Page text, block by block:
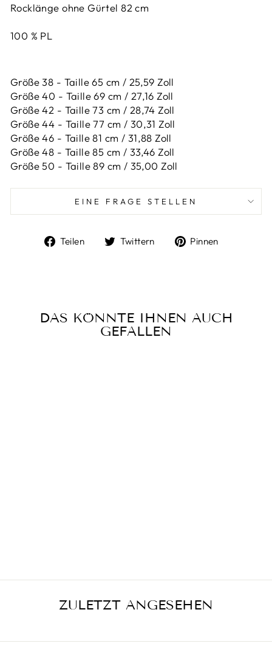
Rocklänge ohne Gürtel 82 cm
100 % PL
Größe 38 - Taille 65 cm / 25,59 Zoll
Größe 40 - Taille 69 cm / 27,16 Zoll
Größe 42 - Taille 73 cm / 28,74 Zoll
Größe 44 - Taille 77 cm / 30,31 Zoll
Größe 46 - Taille 81 cm / 31,88 Zoll
Größe 48 - Taille 85 cm / 33,46 Zoll
Größe 50 - Taille 89 cm / 35,00 Zoll
EINE FRAGE STELLEN
Teilen
Auf
Twittern
Auf
Pinnen
DAS KÖNNTE IHNEN AUCH
GEFALLEN
ZULETZT ANGESEHEN